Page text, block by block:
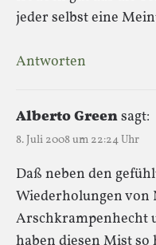
jeder selbst eine
Antworten
Alberto Greensagt:
8. Juli 2008 um 22:24 Uhr
Daß neben den
Wiederholungen von
Arschkrampenhecht